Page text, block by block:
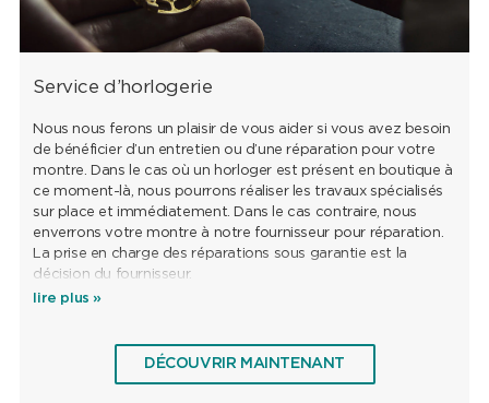
Service d’horlogerie
Nous nous ferons un plaisir de vous aider si vous avez besoin
de bénéficier d’un entretien ou d’une réparation pour votre
montre. Dans le cas où un horloger est présent en boutique à
ce moment-là, nous pourrons réaliser les travaux spécialisés
sur place et immédiatement. Dans le cas contraire, nous
enverrons votre montre à notre fournisseur pour réparation.
La prise en charge des réparations sous garantie est la
décision du fournisseur.
lire plus »
DÉCOUVRIR MAINTENANT